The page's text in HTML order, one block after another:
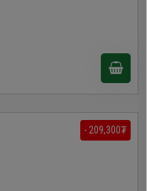
- 209,300₮